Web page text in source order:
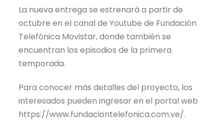
La nueva entrega se estrenará a partir de
octubre en el canal de Youtube de Fundación
Telefónica Movistar, donde también se
encuentran los episodios de la primera
temporada.
Para conocer más detalles del proyecto, los
interesados pueden ingresar en el portal web
https://www.fundaciontelefonica.com.ve/.